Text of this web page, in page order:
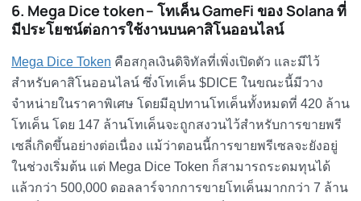
6. Mega Dice token – โทเค็น GameFi ของ Solana ที่
มีประโยชน์ต่อการใช้งานบนคาสิโนออนไลน์
Mega Dice Token คือสกุลเงินดิจิทัลที่เพิ่งเปิดตัว และมีไว้
สำหรับคาสิโนออนไลน์ ซึ่งโทเค็น $DICE ในขณะนี้มีวาง
จำหน่ายในราคาพิเศษ โดยมีอุปทานโทเค็นทั้งหมดที่ 420 ล้าน
โทเค็น โดย 147 ล้านโทเค็นจะถูกสงวนไว้สำหรับการขายพรี
เซลี่เกิดขึ้นอย่างต่อเนื่อง แม้ว่าตอนนี้การขายพรีเซลจะยังอยู่
ในช่วงเริ่มต้น แต่ Mega Dice Token ก็สามารถระดมทุนได้
แล้วกว่า 500,000 ดอลลาร์จากการขายโทเค็นมากกว่า 7 ล้าน